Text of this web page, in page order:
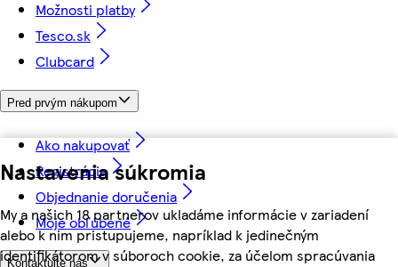
Nastavenia súkromia
My a našich 18 partnerov ukladáme informácie v zariadení
alebo k nim pristupujeme, napríklad k jedinečným
identifikátorom v súboroch cookie, za účelom spracúvania
Možnosti platby
Tesco.sk
Clubcard
Pred prvým nákupom
Ako nakupovať
Registrácia
Objednanie doručenia
Moje obľúbené
Kontaktujte nás